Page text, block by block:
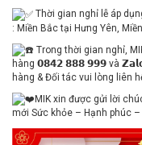
Thời gian nghỉ lễ áp
: Miền Bắc tại Hưng Yên,
Trong thời gian nghỉ,
hàng 𝟬𝟴𝟰𝟮 𝟴𝟴𝟴 𝟵𝟵𝟵 và
hàng & Đối tác vui lòng liên
MIK xin được gửi lời
mới Sức khỏe – Hạnh phúc